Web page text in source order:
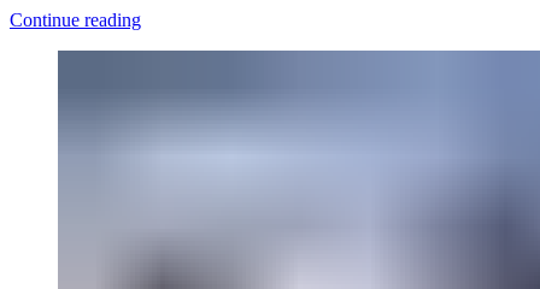
Continue reading